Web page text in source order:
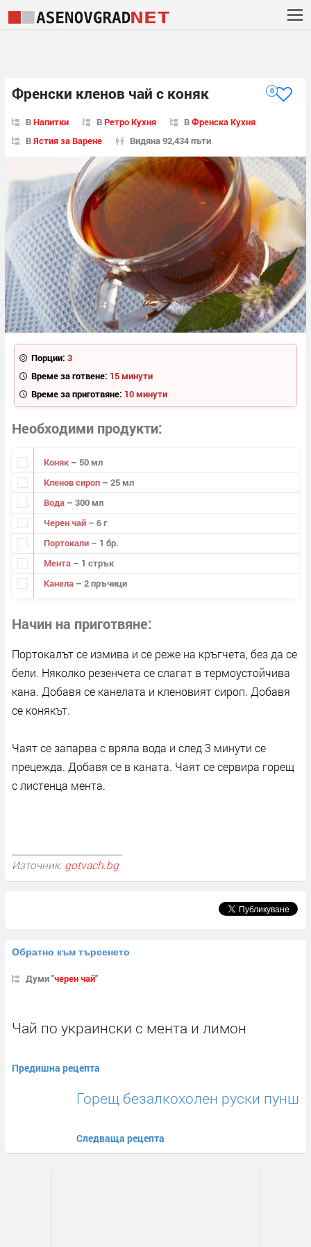
Френски кленов чай с коняк 0
ВНапитки ВРетро Кухня ВФренска Кухня
ВЯстия за Варене Видяна 92,434 пъти
Порции: 3
Време за готвене: 15 минути
Време за приготвяне: 10 минути
Необходими продукти
Коняк – 50 мл
Кленов сироп – 25 мл
Вода – 300 мл
Черен чай – 6 г
Портокали – 1 бр.
Мента – 1 стрък
Канела – 2 пръчици
Начин на приготвяне
Портокалът се измива и се реже на кръгчета, без да се
бели. Няколко резенчета се слагат в термоустойчива
кана. Добавя се канелата и кленовият сироп. Добавя
се конякът.
Чаят се запарва с вряла вода и след 3 минути се
прецежда. Добавя се в каната. Чаят се сервира горещ
с листенца мента.
Източник: gotvach.bg
Обратно към търсенето
Думи "черен чай"
Чай по украински с мента и лимон
Предишна рецепта
Горещ безалкохолен руски пунш
Следваща рецепта